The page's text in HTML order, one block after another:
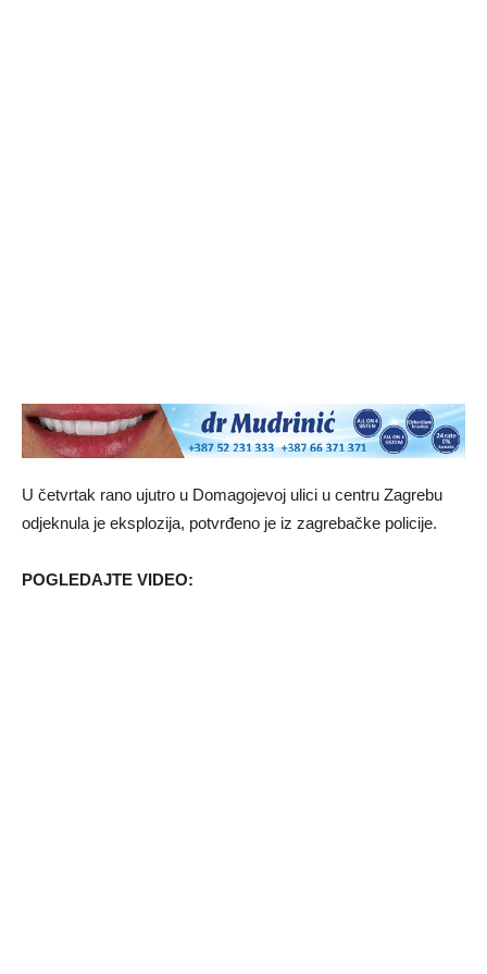
U četvrtak rano ujutro u Domagojevoj ulici u centru Zagrebu
odjeknula je eksplozija, potvrđeno je iz zagrebačke policije.
POGLEDAJTE VIDEO: